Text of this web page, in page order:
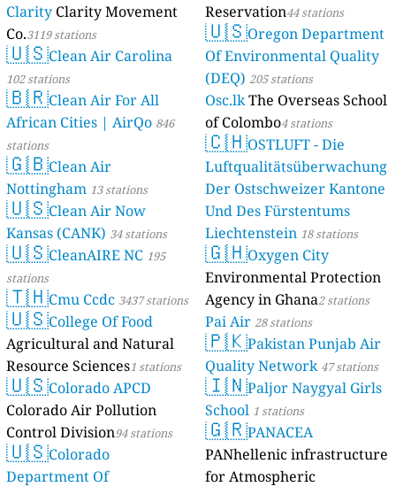
Clarity Clarity Movement
Co.3119 stations
🇺🇸Clean Air Carolina
102 stations
🇧🇷Clean Air For All
African Cities | AirQo 846
stations
🇬🇧Clean Air
Nottingham 13 stations
🇺🇸Clean Air Now
Kansas (CANK) 34 stations
🇺🇸CleanAIRE NC 195
stations
🇹🇭Cmu Ccdc 3437 stations
🇺🇸College Of Food
Agricultural and Natural
Resource Sciences1 stations
🇺🇸Colorado APCD
Colorado Air Pollution
Control Division94 stations
🇺🇸Colorado
Department Of
Reservation44 stations
🇺🇸Oregon Department
Of Environmental Quality
(DEQ) 205 stations
Osc.lkThe Overseas School
of Colombo4 stations
🇨🇭OSTLUFT - Die
Luftqualitätsüberwachung
Der Ostschweizer Kantone
Und Des Fürstentums
Liechtenstein 18 stations
🇬🇭Oxygen City
Environmental Protection
Agency in Ghana2 stations
Pai Air 28 stations
🇵🇰Pakistan Punjab Air
Quality Network 47 stations
🇮🇳Paljor Naygyal Girls
School 1 stations
🇬🇷PANACEA
PANhellenic infrastructure
for Atmospheric